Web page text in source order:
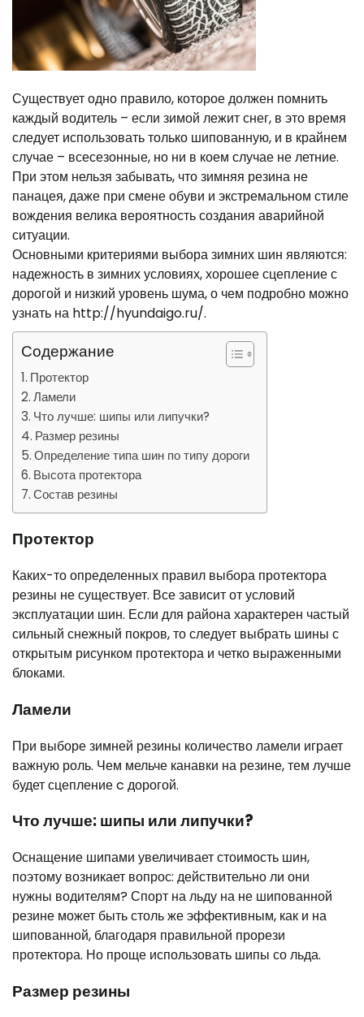
Существует одно правило, которое должен помнить
каждый водитель – если зимой лежит снег, в это время
следует использовать только шипованную, и в крайнем
случае – всесезонные, но ни в коем случае не летние.
При этом нельзя забывать, что зимняя резина не
панацея, даже при смене обуви и экстремальном стиле
вождения велика вероятность создания аварийной
ситуации.
Основными критериями выбора зимних шин являются:
надежность в зимних условиях, хорошее сцепление с
дорогой и низкий уровень шума, о чем подробно можно
узнать на http://hyundaigo.ru/.
Содержание
Протектор
Ламели
Что лучше: шипы или липучки?
Размер резины
Определение типа шин по типу дороги
Высота протектора
Состав резины
Протектор
Каких-то определенных правил выбора протектора
резины не существует. Все зависит от условий
эксплуатации шин. Если для района характерен частый
сильный снежный покров, то следует выбрать шины с
открытым рисунком протектора и четко выраженными
блоками.
Ламели
При выборе зимней резины количество ламели играет
важную роль. Чем мельче канавки на резине, тем лучше
будет сцепление c дорогой.
Что лучше: шипы или липучки?
Оснащение шипами увеличивает стоимость шин,
поэтому возникает вопрос: действительно ли они
нужны водителям? Спорт на льду на не шипованной
резине может быть столь же эффективным, как и на
шипованной, благодаря правильной прорези
протектора. Но проще использовать шипы со льда.
Размер резины